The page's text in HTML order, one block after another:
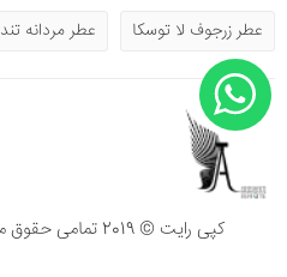
عطر زرجوف لا توسکا
عطر مردانه تند
کپی رایت © 2019 تمامی حقوق متعلق به ابرشم پرفیوم است.